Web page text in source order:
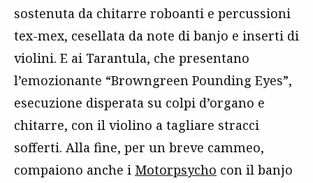
sostenuta da chitarre roboanti e percussioni
tex-mex, cesellata da note di banjo e inserti di
violini. E ai Tarantula, che presentano
l’emozionante “Browngreen Pounding Eyes”,
esecuzione disperata su colpi d’organo e
chitarre, con il violino a tagliare stracci
sofferti. Alla fine, per un breve cammeo,
compaiono anche i Motorpsycho con il banjo